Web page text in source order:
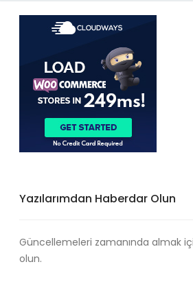
Yazılarımdan Haberdar Olun
Güncellemeleri zamanında almak
olun.